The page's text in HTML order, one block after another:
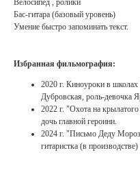
Велосипед , ролики
Бас-гитара (базовый уровень)
Умение быстро запоминать текст.
Избранная фильмография:
2020 г. Киноуроки в
Дубровская, роль-девочка
2022 г. "Охота на
дочь главной героини.
2024 г. "Письмо Деду
гитаристка (в производстве)